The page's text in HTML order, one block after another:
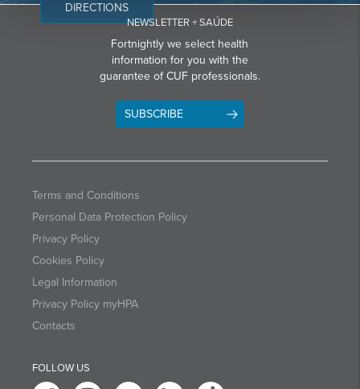
DIRECTIONS
NEWSLETTER + SAÚDE
Fortnightly we select health
information for you with the
guarantee of CUF professionals.
SUBSCRIBE
Terms and Conditions
Personal Data Protection Policy
Privacy Policy
Cookies Policy
Legal Information
Privacy Policy myHPA
Contacts
FOLLOW US